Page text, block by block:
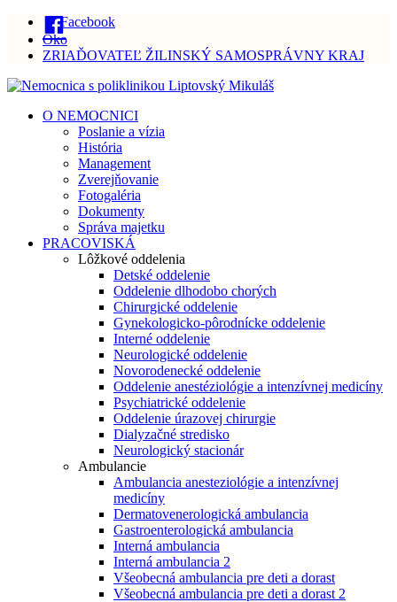
Facebook
Oko
ZRIAĎOVATEĽ ŽILINSKÝ SAMOSPRÁVNY KRAJ
O NEMOCNICI
Poslanie a vízia
História
Management
Zverejňovanie
Fotogaléria
Dokumenty
Správa majetku
PRACOVISKÁ
Lôžkové oddelenia
Detské oddelenie
Oddelenie dlhodobo chorých
Chirurgické oddelenie
Gynekologicko-pôrodnícke oddelenie
Interné oddelenie
Neurologické oddelenie
Novorodenecké oddelenie
Oddelenie anestéziológie a intenzívnej medicíny
Psychiatrické oddelenie
Oddelenie úrazovej chirurgie
Dialyzačné stredisko
Neurologický stacionár
Ambulancie
Ambulancia anesteziológie a intenzívnej
medicíny
Dermatovenerologická ambulancia
Gastroenterologická ambulancia
Interná ambulancia
Interná ambulancia 2
Všeobecná ambulancia pre deti a dorast
Všeobecná ambulancia pre deti a dorast 2